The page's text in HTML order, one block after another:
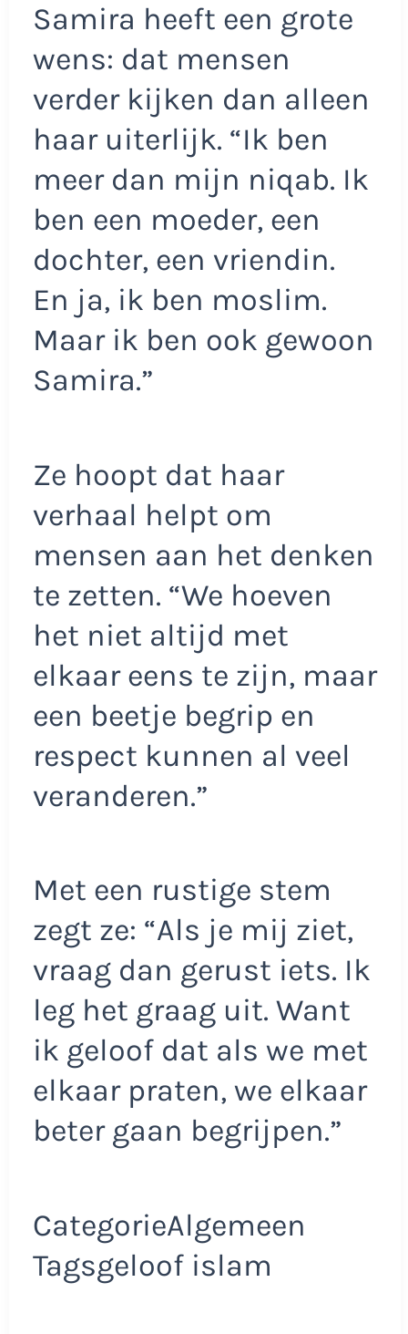
Samira heeft een grote
wens: dat mensen
verder kijken dan alleen
haar uiterlijk. “Ik ben
meer dan mijn niqab. Ik
ben een moeder, een
dochter, een vriendin.
En ja, ik ben moslim.
Maar ik ben ook gewoon
Samira.”
Ze hoopt dat haar
verhaal helpt om
mensen aan het denken
te zetten. “We hoeven
het niet altijd met
elkaar eens te zijn, maar
een beetje begrip en
respect kunnen al veel
veranderen.”
Met een rustige stem
zegt ze: “Als je mij ziet,
vraag dan gerust iets. Ik
leg het graag uit. Want
ik geloof dat als we met
elkaar praten, we elkaar
beter gaan begrijpen.”
CategorieAlgemeen
Tagsgeloof islam